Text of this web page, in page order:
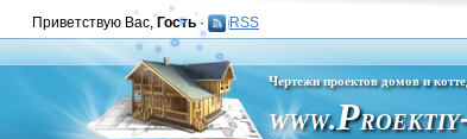
Приветствую Вас, Гость · RSS
Чертежи проектов домов и
WWW.PROEKTIY